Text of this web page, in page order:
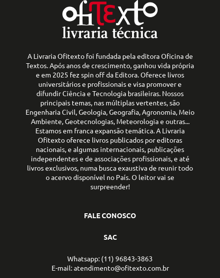
A Livraria Ofitexto foi fundada pela editora Oficina de
Textos. Após anos de crescimento, ganhou vida própria
e em 2025 fez spin off da Editora. Oferece livros
universitários e profissionais e visa promover e
difundir Ciência e Tecnologia brasileiras. Nossos
principais temas, nas múltiplas vertentes, são
Engenharia Civil, Geologia, Geografia, Agronomia, Meio
Ambiente, Geotecnologias, Meteorologia e outras...
Estamos em franca expansão temática. A Livraria
Ofitexto oferece livros publicados por editoras
nacionais, e algumas internacionais, publicações
independentes e de associações profissionais, e até
livros exclusivos, numa busca exaustiva de reunir todo
o acervo disponível no País. O leitor vai se
surpreender!
FALE CONOSCO
SAC
Whatsapp: (11) 96843-3863
E-mail: atendimento@ofitexto.com.br